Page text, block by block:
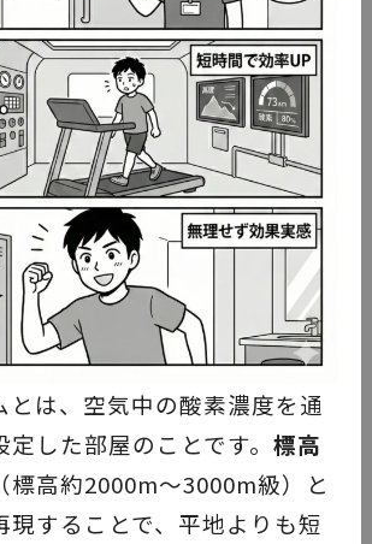
とは、空気中の酸素濃度を通
した部屋のことです。 標高
（標高約2000m〜3000m級）と
現することで、平地よりも短